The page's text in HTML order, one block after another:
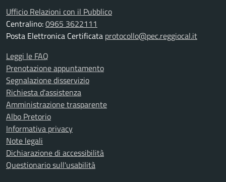
Ufficio Relazioni con il Pubblico
Centralino:0965 3622111
Posta Elettronica Certificata protocollo@pec.reggiocal.it
Leggi le FAQ
Prenotazione appuntamento
Segnalazione disservizio
Richiesta d'assistenza
Amministrazione trasparente
Albo Pretorio
Informativa privacy
Note legali
Dichiarazione di accessibilità
Questionario sull'usabilità